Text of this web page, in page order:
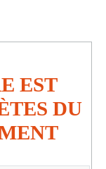
EST
DU